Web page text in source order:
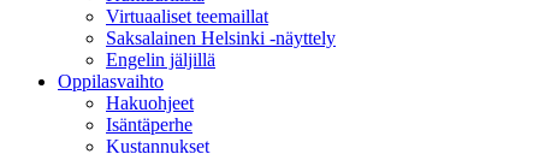
Virtuaaliset teemaillat
Saksalainen Helsinki -näyttely
Engelin jäljillä
Oppilasvaihto
Hakuohjeet
Isäntäperhe
Kustannukset